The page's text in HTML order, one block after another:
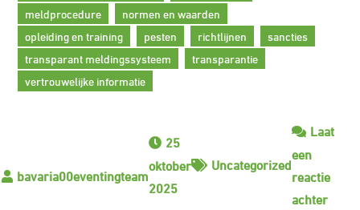
meldprocedure
normen en waarden
opleiding en training
pesten richtlijnen
sancties
transparant meldingssysteem
transparantie
vertrouwelijke informatie
25
oktober
2025
Uncategorized
Laat
een
reactie
achterop